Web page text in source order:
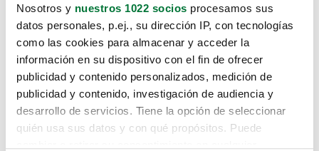
Nosotros y nuestros 1022 socios procesamos sus
datos personales, p.ej., su dirección IP, con tecnologías
como las cookies para almacenar y acceder la
información en su dispositivo con el fin de ofrecer
publicidad y contenido personalizados, medición de
publicidad y contenido, investigación de audiencia y
desarrollo de servicios. Tiene la opción de seleccionar
quién usa sus datos y con qué propósitos. Puede
Lo sentimos, no sabemos como
te hemos traido hasta aquí.
Pero puedes encontrar el coche que estás
buscando en alguno de estos enlaces: